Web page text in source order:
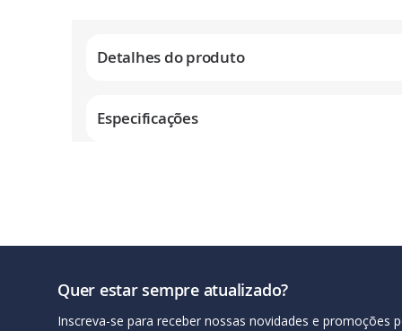
imagens
Detalhes do produto
Especificações
Quer estar sempre atualizado?
Inscreva-se para receber nossas novidades e promoções